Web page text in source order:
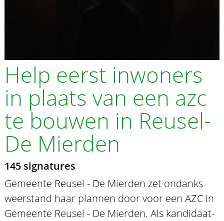
Help eerst inwoners
in plaats van een azc
te bouwen in Reusel-
De Mierden
145 signatures
Gemeente Reusel - De Mierden zet ondanks
weerstand haar plannen door voor een AZC in
Gemeente Reusel - De Mierden. Als kandidaat-